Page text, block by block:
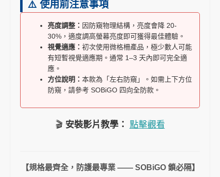
⚠️ 使用前注意事項
亮度調整： 因防窺物理結構，亮度會降 20-
30%，適度調高螢幕亮度即可獲得最佳體驗。
視覺適應： 初次使用微格柵產品，極少數人可能
有短暫視覺適應期。通常 1–3 天內即可完全適
應。
方位說明： 本款為「左右防窺」。如需上下方位
防窺，請參考 SOBiGO 四向全防款。
🎬 安裝影片教學： 點擊觀看
【規格最齊全，防護最專業 —— SOBiGO 鎖必隔】